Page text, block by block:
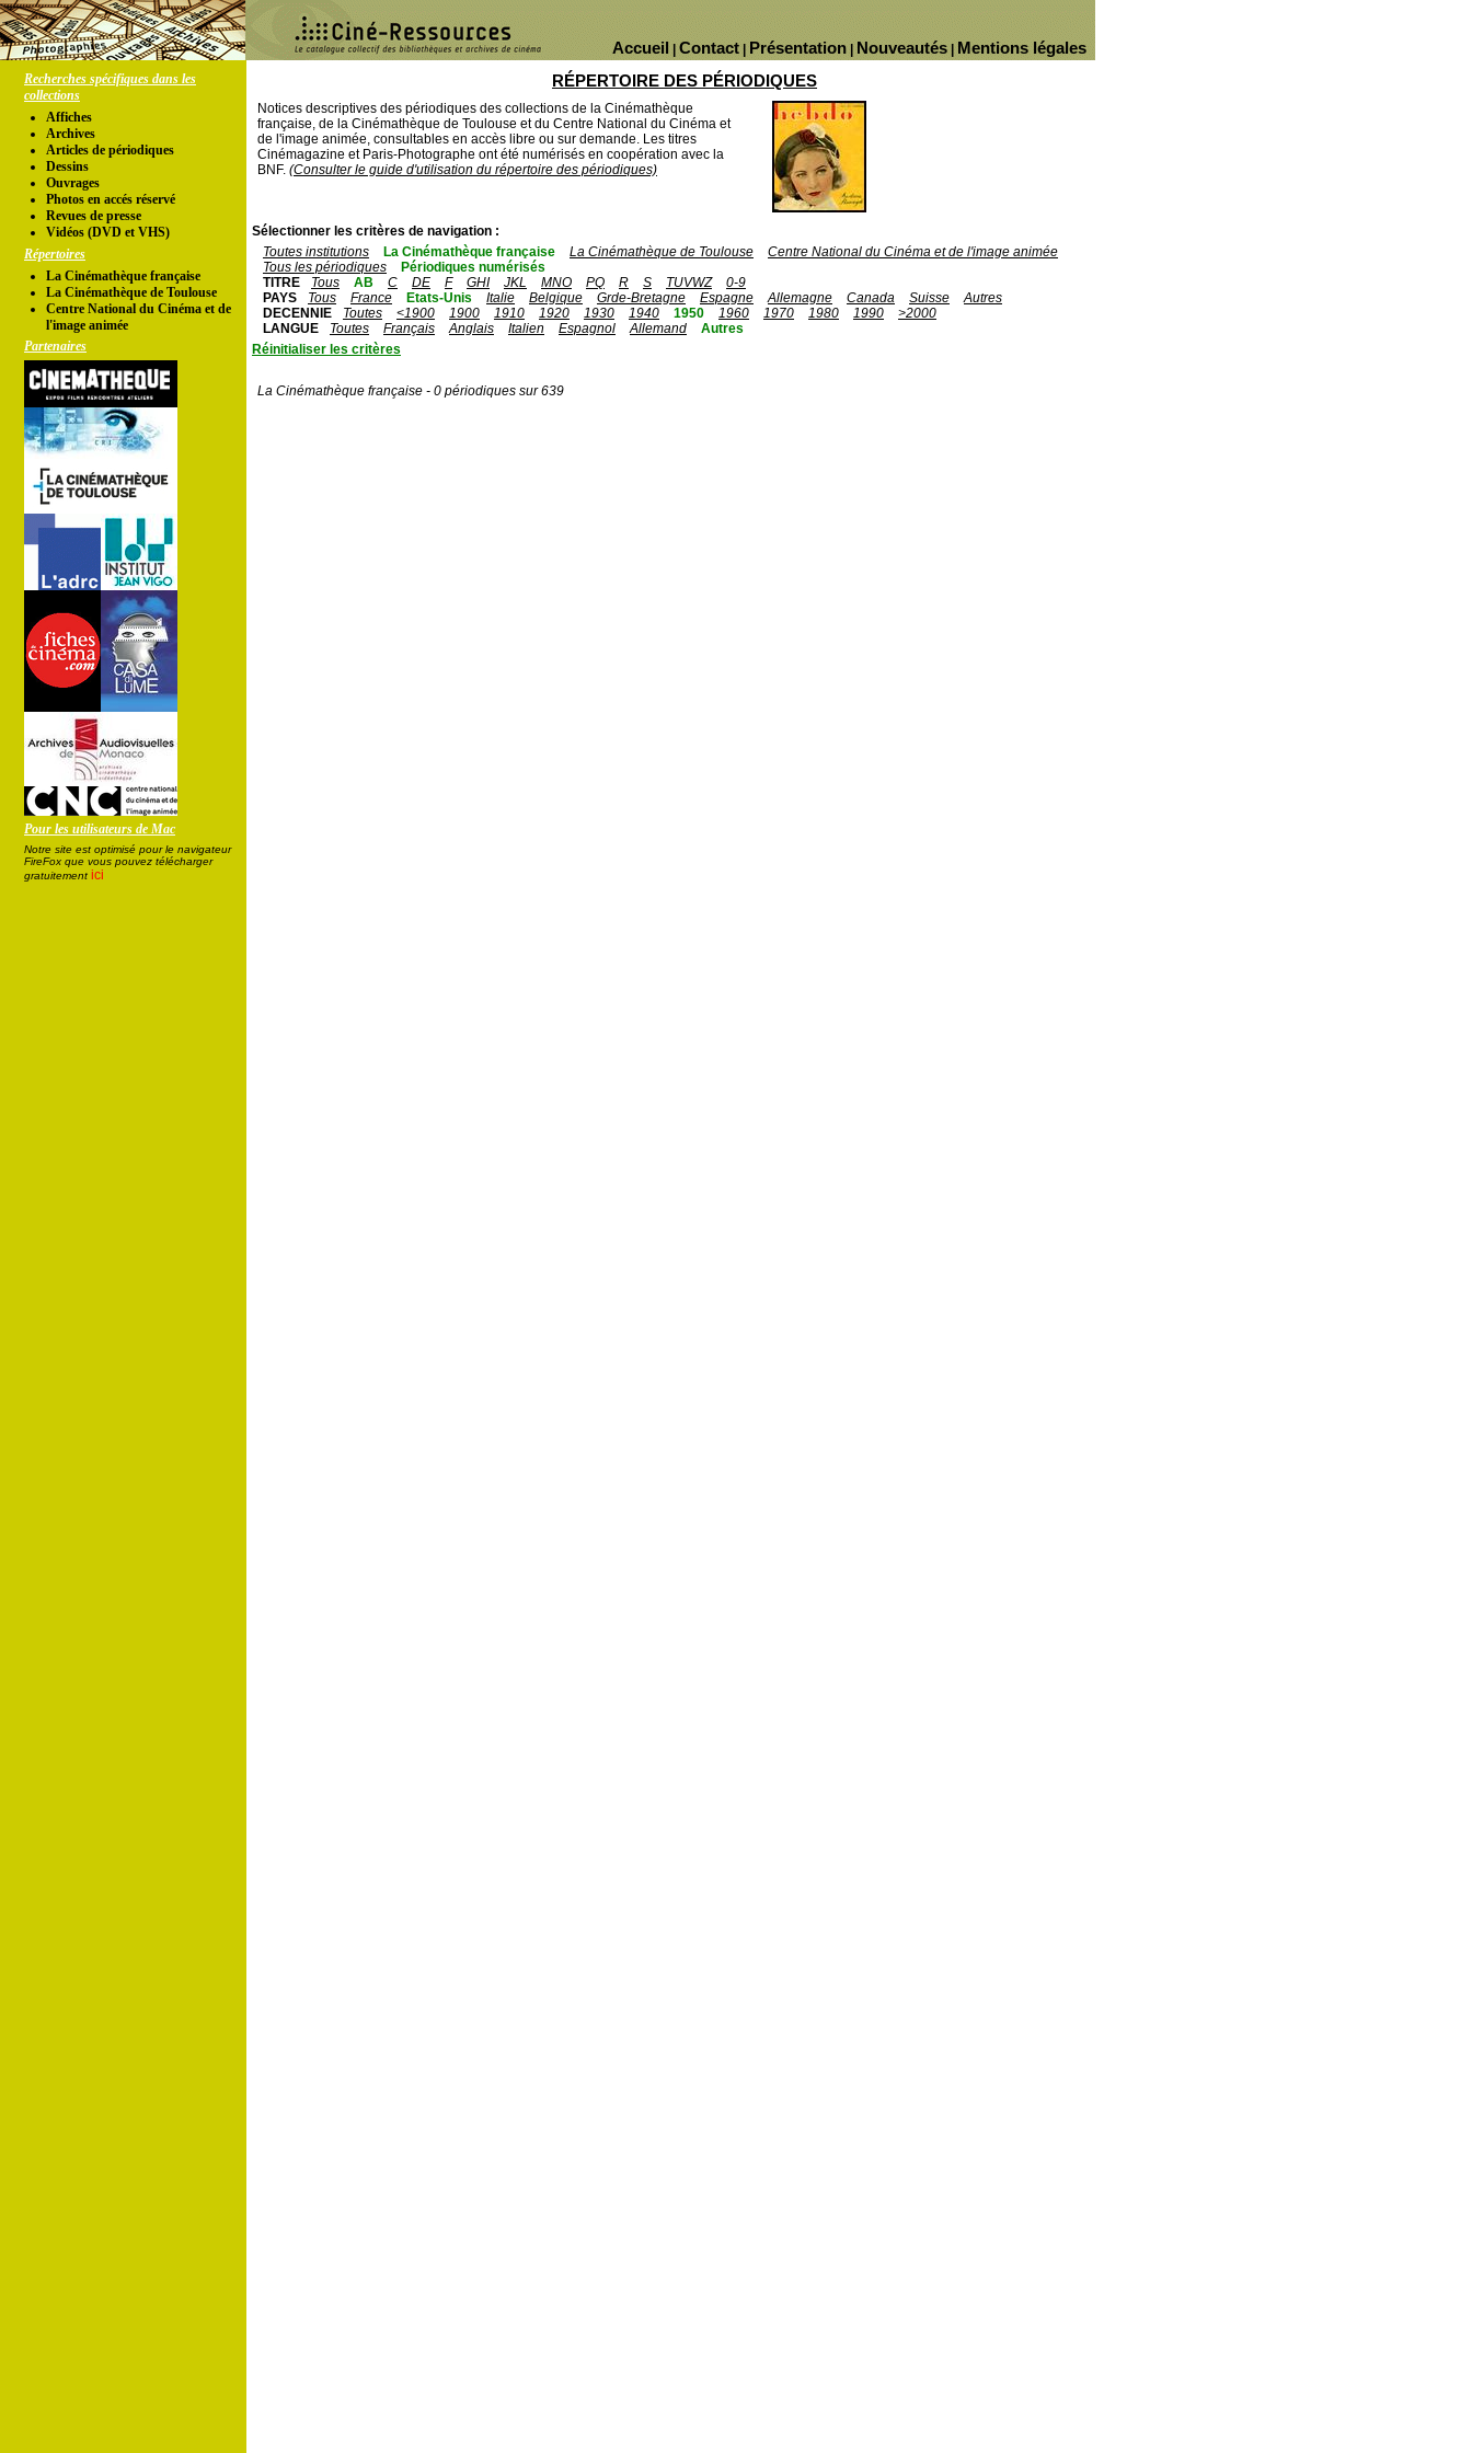
Mentions légales
Nouveautés
Présentation
Contact
Accueil
Recherches spécifiques dans les
collections
Affiches
Archives
Articles de périodiques
Dessins
Ouvrages
Photos en accés réservé
Revues de presse
Vidéos (DVD et VHS)
Répertoires
La Cinémathèque française
La Cinémathèque de Toulouse
Centre National du Cinéma et de
l'image animée
Partenaires
Pour les utilisateurs de Mac
Notre site est optimisé pour le navigateur
FireFox que vous pouvez télécharger
gratuitement ici
RÉPERTOIRE DES PÉRIODIQUES
Notices descriptives des périodiques des collections de la Cinémathèque
française, de la Cinémathèque de Toulouse et du Centre National du Cinéma et
de l'image animée, consultables en accès libre ou sur demande. Les titres
Cinémagazine et Paris-Photographe ont été numérisés en coopération avec la
BNF. (Consulter le guide d'utilisation du répertoire des périodiques)
Sélectionner les critères de navigation :
Toutes institutions
La Cinémathèque française La Cinémathèque de Toulouse
Centre National du Cinéma et de l'image animée
Tous les périodiques
Périodiques numérisés
TITRE
Tous AB C DE F GHI JKL MNO PQ R S TUVWZ
0-9
PAYS
Tous France Etats-Unis Italie Belgique Grde-Bretagne Espagne Allemagne Canada Suisse
Autres
DECENNIE
Toutes <1900 1900 1910 1920 1930 1940 1950 1960 1970 1980 1990
>2000
LANGUE
Toutes Français Anglais Italien Espagnol Allemand
Autres
Réinitialiser les critères
La Cinémathèque française - 0 périodiques sur 639